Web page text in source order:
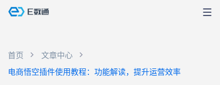
首页
文章中心
电商悟空插件使用教程：功能解读，提升运营效率